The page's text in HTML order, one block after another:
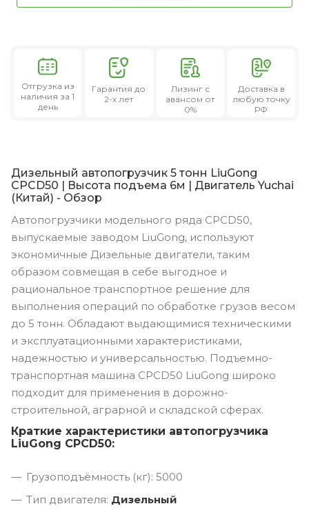
Отгрузка из
наличия за 1
день
Гарантия до
2-х лет
Лизингс
авансом от
0%
Доставка в
любую точку
РФ
Дизельный автопогрузчик 5 тонн LiuGong
CPCD50 | Высота подъема 6м | Двигатель Yuchai
(Китай) - Обзор
Автопогрузчики модельного ряда CPCD50,
выпускаемые заводом LiuGong, используют
экономичные Дизельные двигатели, таким
образом совмещая в себе выгодное и
рациональное транспортное решение для
выполнения операций по обработке грузов весом
до 5 тонн. Обладают выдающимися техническими
и эксплуатационными характеристиками,
надежностью и универсальностью. Подъемно-
транспортная машина CPCD50 LiuGong широко
подходит для применения в дорожно-
строительной, аграрной и складской сферах.
Краткие характеристики автопогрузчика
LiuGong CPCD50:
Грузоподъёмность (кг): 5000
Тип двигателя: Дизельный